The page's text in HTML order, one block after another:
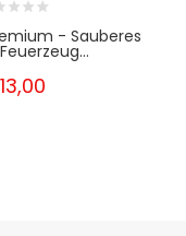
- Sauberes